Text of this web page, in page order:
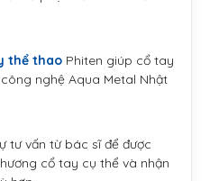
thể thao Phiten giúp cổ tay
nghệ Aqua Metal Nhật
tư vấn từ bác sĩ để được
cổ tay cụ thể và nhận